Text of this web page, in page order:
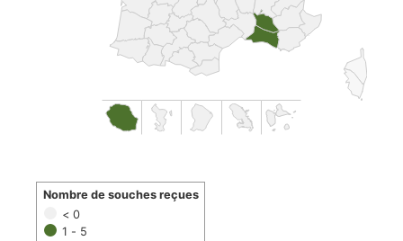
< 0
1 - 5
Nombre de souches reçues